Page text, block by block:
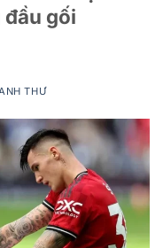
gối
THƯ